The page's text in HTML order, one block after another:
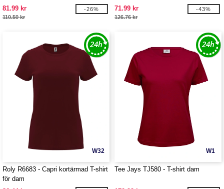
81.99 kr
110.50 kr
-26%
71.99 kr
126.76 kr
-43%
W32
Roly R6683 - Capri kortärmad T-shirt
för dam
W1
Tee Jays TJ580 - T-shirt dam